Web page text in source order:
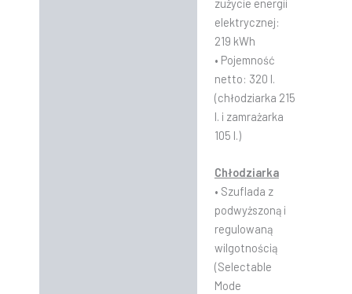
zużycie energii
elektrycznej:
219 kWh
• Pojemność
netto: 320 l.
(chłodziarka 215
l. i zamrażarka
105 l.)
Chłodziarka
• Szuflada z
podwyższoną i
regulowaną
wilgotnością
(Selectable
Mode